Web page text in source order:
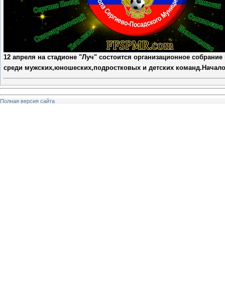
12 апреля на стадионе "Луч" состоится организационное
среди мужских,юношеских,подростковых и детских команд.
Полная версия сайта